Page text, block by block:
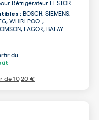
Réfrigérateur FESTOR
: BOSCH, SIEMENS,
WHIRLPOOL,
FAGOR, BALAY ...
du
de10,20 €